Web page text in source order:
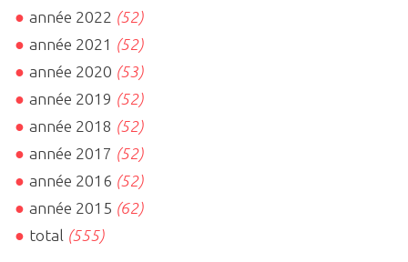
année 2022 (52)
année 2021 (52)
année 2020 (53)
année 2019 (52)
année 2018 (52)
année 2017 (52)
année 2016 (52)
année 2015 (62)
total (555)